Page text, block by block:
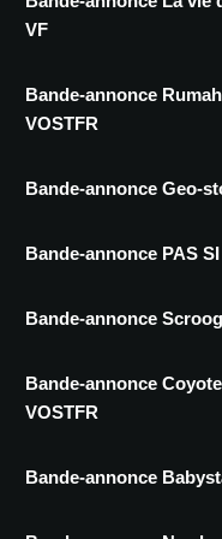
VF
Bande-annonce
VOSTFR
Bande-annonce Geo-
Bande-annonce PAS
Bande-annonce
Bande-annonce
VOSTFR
Bande-annonce